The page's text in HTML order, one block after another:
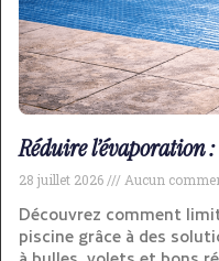
Réduire l’évaporation
28 juillet 2026 Aucun
Découvrez comment
piscine grâce à des